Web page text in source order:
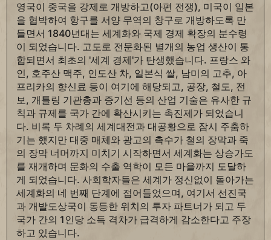
영국이 중국을 강제로 개방하고(아편 전쟁), 미국이 일본
을 협박하여 항구를 서양 무역의 창구로 개방하도록 만
들면서 1840년대는 세계화와 국제 경제 확장의 분수령
이 되었습니다. 고도로 전문화된 별개의 농업 생산이 통
합되면서 최초의 '세계 경제'가 탄생했습니다. 프랑스 와
인, 호주산 맥주, 인도산 차, 일본식 쌀, 남미의 고추, 아
프리카의 향신료 등이 여기에 해당되고, 공장, 철도, 전
보, 개틀링 기관총과 증기선 등의 산업 기술은 유사한 규
칙과 규제를 국가 간에 확산시키는 촉진제가 되었습니
다. 비록 두 차례의 세계대전과 대공황으로 잠시 주춤하
기는 했지만 대중 매체와 광고의 촉수가 철의 장막과 죽
의 장막 너머까지 미치기 시작하면서 세계화는 상승가도
를 재개하며 문화의 수출 역학이 모든 마을까지 도달하
게 되었습니다. 사회학자들은 세계가 정신없이 돌아가는
세계화의 네 번째 단계에 접어들었으며, 여기서 선진국
과 개발도상국이 동등한 위치의 투자 파트너가 되고 두
국가 간의 1인당 소득 격차가 급격하게 감소한다고 주장
하고 있습니다.